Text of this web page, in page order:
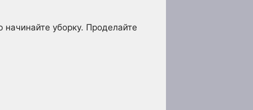
уборку. Проделайте